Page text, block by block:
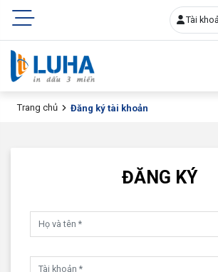
Tài
Trang chủ Đăng ký tài khoản
ĐĂNG KÝ